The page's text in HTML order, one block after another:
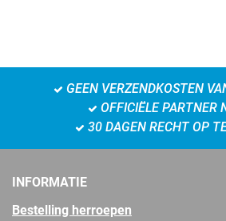
GEEN VERZENDKOSTEN
OFFICIËLE PARTNER
30 DAGEN RECHT OP
INFORMATIE
Bestelling herroepen